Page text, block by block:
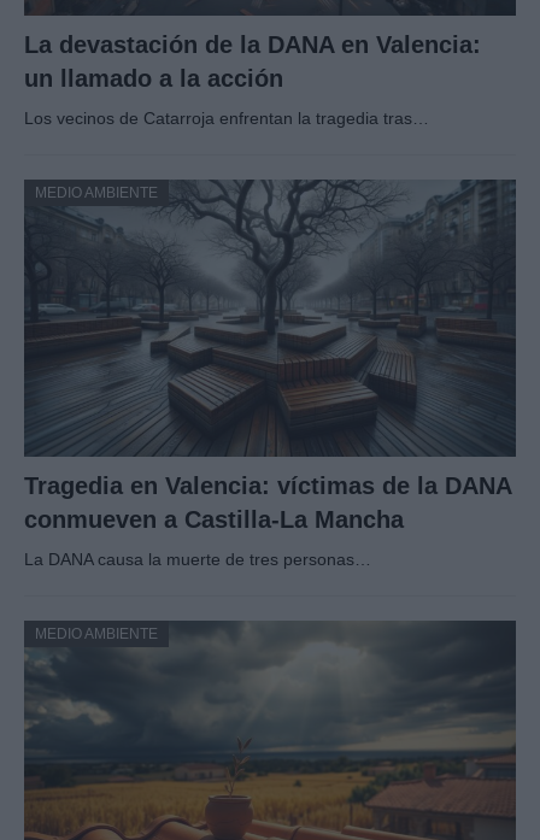
La devastación de la DANA en Valencia:
un llamado a la acción
Los vecinos de Catarroja enfrentan la tragedia tras…
MEDIO AMBIENTE
Tragedia en Valencia: víctimas de la DANA
conmueven a Castilla-La Mancha
La DANA causa la muerte de tres personas…
MEDIO AMBIENTE